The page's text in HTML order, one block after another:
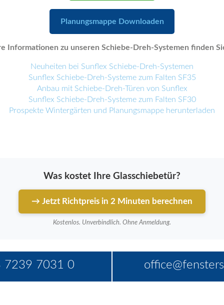
Planungsmappe Downloaden
Informationen zu unseren Schiebe-Dreh-Systemen finden
Neuheiten bei Sunflex Schiebe-Dreh-Systemen
Sunflex Schiebe-Dreh-Systeme zum Falten SF35
Anbau mit Schiebe-Dreh-Türen von Sunflex
Sunflex Schiebe-Dreh-Systeme zum Falten SF30
Prospekte Wintergärten und Planungsmappe herunterladen
Was kostet Ihre Glasschiebetür?
→ Jetzt Richtpreis in 2 Minuten berechnen
Kostenlos. Unverbindlich. Ohne Anmeldung.
7239 7031 0